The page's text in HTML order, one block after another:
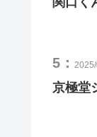
5：
京極堂